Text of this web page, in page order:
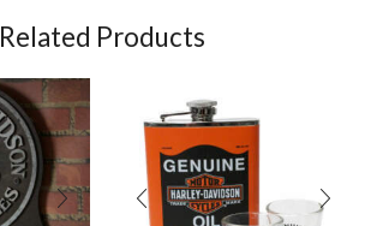
Related Products